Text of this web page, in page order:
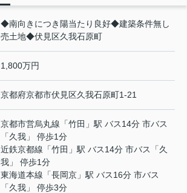
◆南向きにつき陽当たり良好◆建築条件無し
売土地◆伏見区久我石原町
1,800万円
京都府京都市伏見区久我石原町1-21
京都市営烏丸線 「竹田 」駅 バス14分 市バス
「久我」 停歩1分
近鉄京都線 「竹田 」駅 バス14分 市バス「久
我」 停歩1分
東海道本線 「長岡京 」駅 バス16分 市バス
「久我」 停歩3分